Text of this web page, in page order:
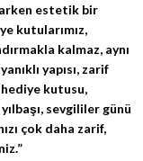
estetik bir
kutularımız,
kalmaz, aynı
yapısı, zarif
kutusu,
sevgililer günü
çok daha zarif,